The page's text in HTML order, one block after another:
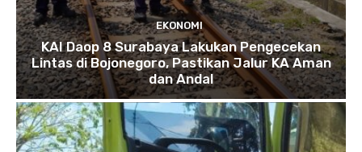
EKONOMI
KAI Daop 8 Surabaya Lakukan Pengecekan
Lintas di Bojonegoro, Pastikan Jalur KA Aman
dan Andal